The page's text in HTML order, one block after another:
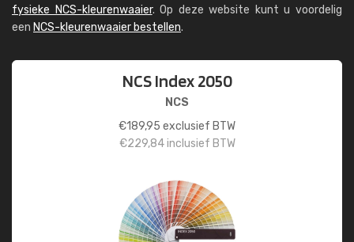
fysieke NCS-kleurenwaaier. Op deze website kunt u voordelig
een NCS-kleurenwaaier bestellen.
NCS Index 2050
NCS
€189,95 exclusief BTW
€229,84inclusief BTW